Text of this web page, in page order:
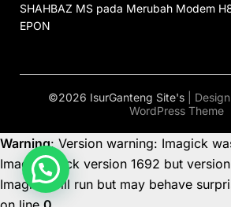
SHAHBAZ MS pada Merubah Modem
EPON
©2026 IsurGanteng Site's |
WordPress Theme
Warning: Version warning: Imagick
ImageMagick version 1692 but
Imagick will run but may behave